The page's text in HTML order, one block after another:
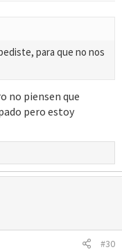
para que no nos
no piensen que
pero estoy
#30